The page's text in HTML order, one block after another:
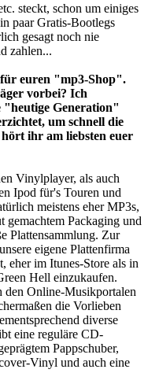
steckt, schon um einiges
paar Gratis-Bootlegs
gesagt noch nie
zahlen...
euren "mp3-Shop".
vorbei? Ich
"heutige Generation"
um schnell die
ihr am liebsten euer
Vinylplayer, als auch
Ipod für's Touren und
meistens eher MP3s,
gemachtem Packaging und
Plattensammlung. Zur
eigene Plattenfirma
eher im Itunes-Store als in
Hell einzukaufen.
den Online-Musikportalen
die Vorlieben
diverse
eine reguläre CD-
Pappschuber,
Vinyl und auch eine